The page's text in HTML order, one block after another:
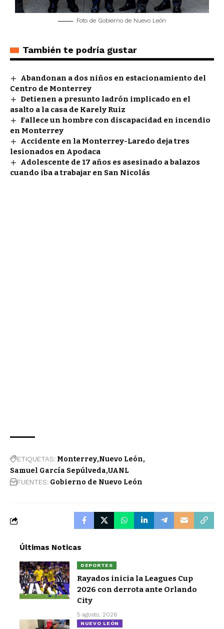
Foto de Gobierno de Nuevo León
También te podría gustar
Abandonan a dos niños en estacionamiento del
Centro de Monterrey
Detienen a presunto ladrón implicado en el
asalto a la casa de Karely Ruiz
Fallece un hombre con discapacidad en incendio
en Monterrey
Accidente en la Monterrey-Laredo deja tres
lesionados en Apodaca
Adolescente de 17 años es asesinado a balazos
cuando iba a trabajar en San Nicolás
ETIQUETAS: Monterrey Nuevo León
Samuel García Sepúlveda UANL
FUENTES: Gobierno de Nuevo León
Últimas Noticas
DEPORTES
Rayados inicia la Leagues Cup
2026 con derrota ante Orlando
City
5 agosto, 2026
NUEVO LEÓN